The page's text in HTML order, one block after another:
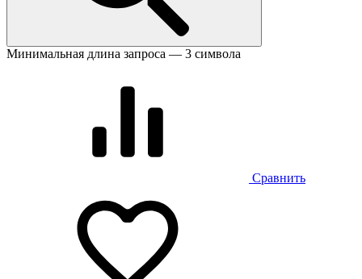
Минимальная длина запроса — 3 символа
Сравнить